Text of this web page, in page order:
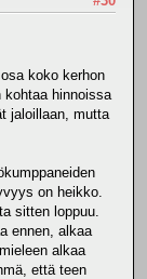
koko kerhon
hinnoissa
jaloillaan, mutta
on heikko.
sitten loppuu.
ennen, alkaa
alkaa
että teen